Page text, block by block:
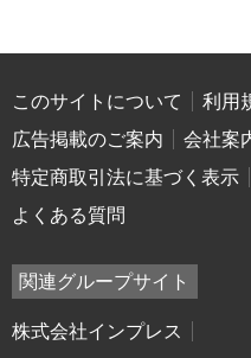
このサイトについて 利用
広告掲載のご案内
会社案
特定商取引法に基づく表示
よくある質問
関連グループサイト
株式会社インプレス